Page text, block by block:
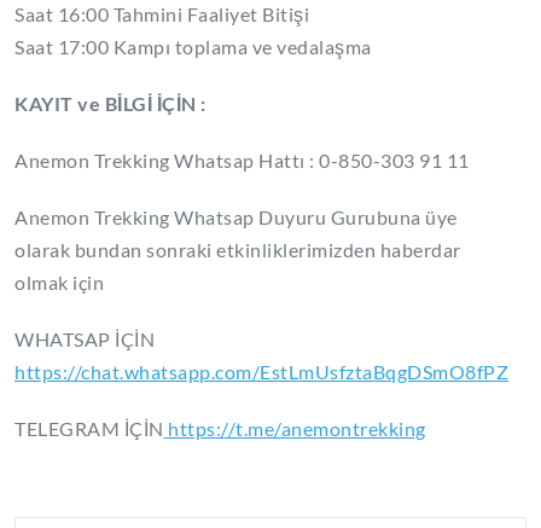
Saat 16:00 Tahmini Faaliyet Bitişi
Saat 17:00 Kampı toplama ve vedalaşma
KAYIT ve BİLGİ İÇİN :
Anemon Trekking Whatsap Hattı : 0-850-303 91 11
Anemon Trekking Whatsap Duyuru Gurubuna üye
olarak bundan sonraki etkinliklerimizden haberdar
olmak için
WHATSAP İÇİN
https://chat.whatsapp.com/EstLmUsfztaBqgDSmO8fPZ
TELEGRAM İÇİN https://t.me/anemontrekking